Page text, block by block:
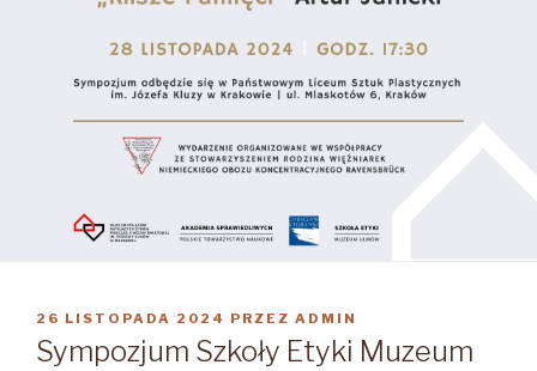
OPUBLIKOWANE
W
26 LISTOPADA 2024 PRZEZ ADMIN
Sympozjum Szkoły Etyki Muzeum